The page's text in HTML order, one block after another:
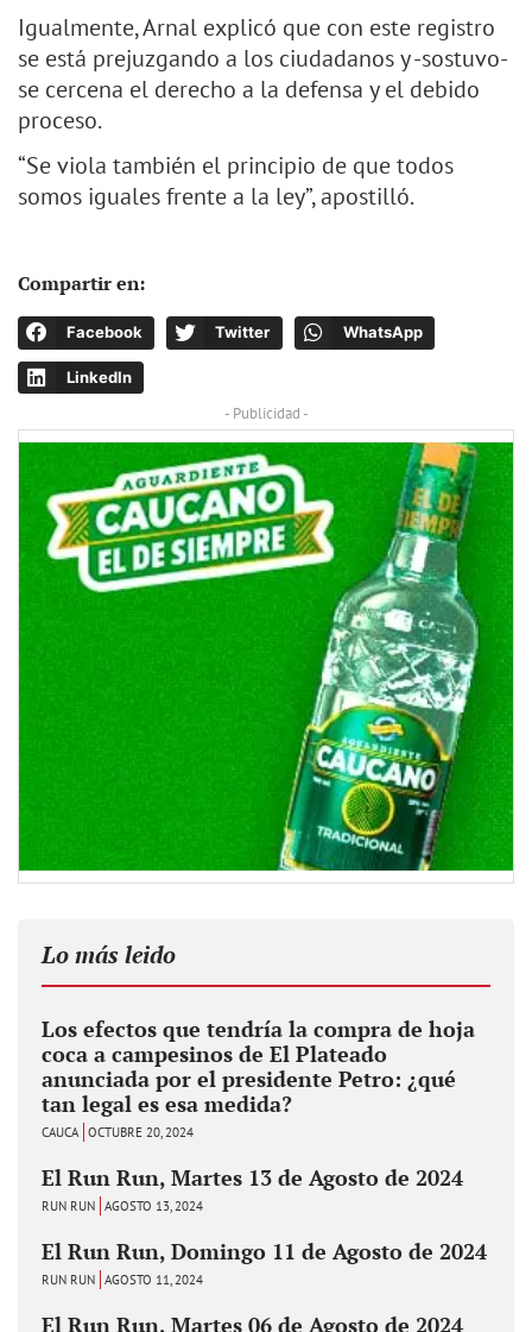
Igualmente, Arnal explicó que con este registro
se está prejuzgando a los ciudadanos y -sostuvo-
se cercena el derecho a la defensa y el debido
proceso.
“Se viola también el principio de que todos
somos iguales frente a la ley”, apostilló.
Compartir en:
Facebook Twitter WhatsApp
LinkedIn
- Publicidad -
Lo más leido
Los efectos que tendría la compra de hoja
coca a campesinos de El Plateado
anunciada por el presidente Petro: ¿qué
tan legal es esa medida?
CAUCA OCTUBRE 20, 2024
El Run Run, Martes 13 de Agosto de 2024
RUN RUN AGOSTO 13, 2024
El Run Run, Domingo 11 de Agosto de 2024
RUN RUN AGOSTO 11, 2024
El Run Run, Martes 06 de Agosto de 2024